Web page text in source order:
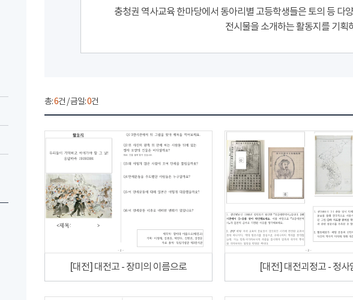
충청권 역사교육 한마당에서 동아리별 고등학생들은 토의 등 다
전시물을 소개하는 활동지를 기획
총:6건 / 금일:0건
[대전] 대전고 - 장미의 이름으로 [대전] 대전괴정고 - 정사